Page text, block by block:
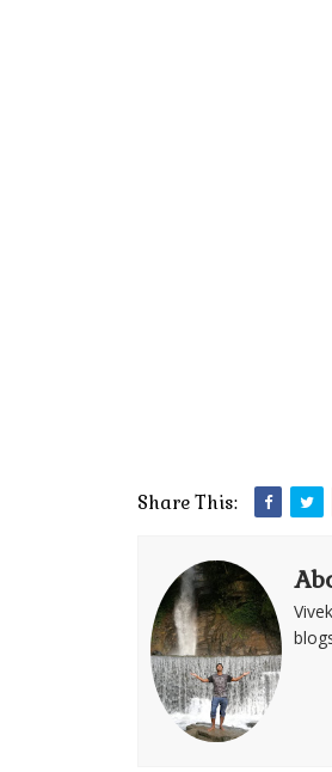
Share This: